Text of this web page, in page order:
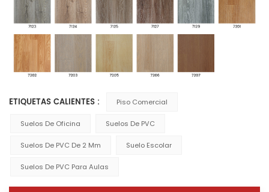
ETIQUETAS CALIENTES : Piso Comercial
Suelos De Oficina Suelos De PVC
Suelos De PVC De 2 Mm Suelo Escolar
Suelos De PVC Para Aulas